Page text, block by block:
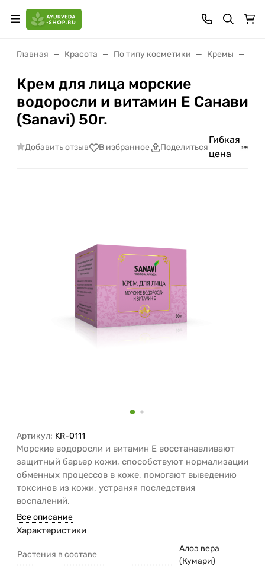
Главная Красота По типу косметики Кремы
Крем для лица морские
водоросли и витамин Е Санави
(Sanavi) 50г.
Добавить отзыв В избранное Поделиться
Гибкая
цена
Артикул: KR-0111
Морские водоросли и витамин Е восстанавливают
защитный барьер кожи, способствуют нормализации
обменных процессов в коже, помогают выведению
токсинов из кожи, устраняя последствия
воспалений.
Все описание
Характеристики
Растения в составе
Алоэ вера
(Кумари)